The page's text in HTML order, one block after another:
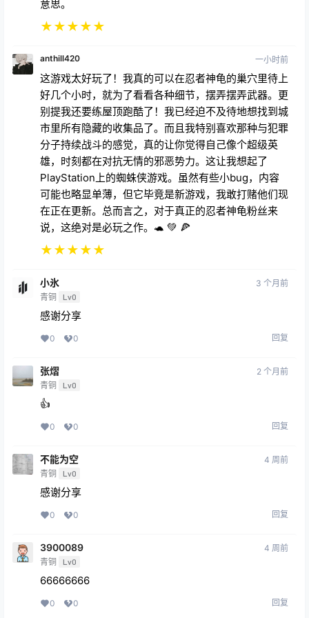
意思。
★★★★★
anthill420 一小时前
这游戏太好玩了！我真的可以在忍者神龟的巢穴里待上
好几个小时，就为了看看各种细节，摆弄摆弄武器。更
别提我还要练屋顶跑酷了！我已经迫不及待地想找到城
市里所有隐藏的收集品了。而且我特别喜欢那种与犯罪
分子持续战斗的感觉，真的让你觉得自己像个超级英
雄，时刻都在对抗无情的邪恶势力。这让我想起了
PlayStation上的蜘蛛侠游戏。虽然有些小bug，内容
可能也略显单薄，但它毕竟是新游戏，我敢打赌他们现
在正在更新。总而言之，对于真正的忍者神龟粉丝来
说，这绝对是必玩之作。🐢 💚 🍕
★★★★★
小氷
青铜 Lv0
3 个月前
感谢分享
0 0 回复
张熠
青铜 Lv0
2 个月前
👍
0 0 回复
不能为空
青铜 Lv0
4 周前
感谢分享
0 0 回复
3900089
青铜 Lv0
4 周前
66666666
0 0 回复